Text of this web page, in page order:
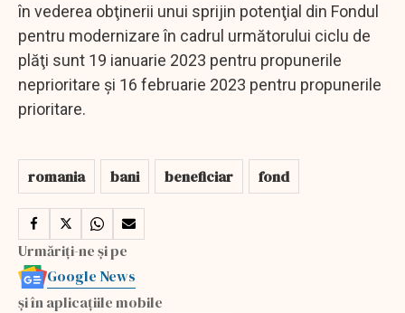
în vederea obţinerii unui sprijin potenţial din Fondul
pentru modernizare în cadrul următorului ciclu de
plăţi sunt 19 ianuarie 2023 pentru propunerile
neprioritare şi 16 februarie 2023 pentru propunerile
prioritare.
romania bani beneficiar fond
Urmăriți-ne și pe
Google News
și în aplicațiile mobile